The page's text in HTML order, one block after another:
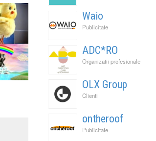
Waio
Publicitate
ADC*RO
Organizatii profesionale
OLX Group
Clienti
ontheroof
Publicitate